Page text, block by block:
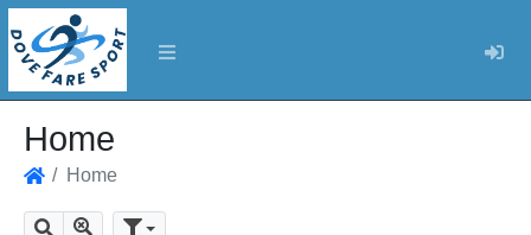
Home
Home
Cerca Mostra tutti i risultati
Parametri di ricerca